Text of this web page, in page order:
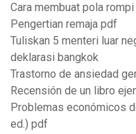
Cara membuat pola
Pengertian remaja pdf
Tuliskan 5 menteri luar
deklarasi bangkok
Trastorno de ansiedad
Recensión de un libro
Problemas económicos
ed.) pdf